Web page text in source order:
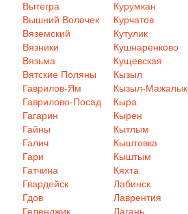
Вытегра
Вышний Волочек
Вяземский
Вязники
Вязьма
Вятские Поляны
Гаврилов-Ям
Гаврилово-Посад
Гагарин
Гайны
Галич
Гари
Гатчина
Гвардейск
Гдов
Геленджик
Курумкан
Курчатов
Кутулик
Кушнаренково
Кущевская
Кызыл
Кызыл-Мажалык
Кыра
Кырен
Кытлым
Кыштовка
Кыштым
Кяхта
Лабинск
Лаврентия
Лагань